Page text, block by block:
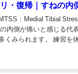
・復帰｜すねの内
：Medial Tibial
内側が痛いと感じる代
くみられます。 練習を